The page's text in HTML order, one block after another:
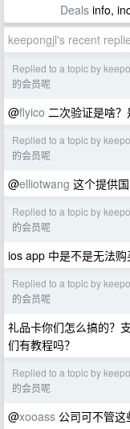
Dealsinfo,
keepongjl's recent
Replied to a topic by
的会员呢
@flyico 二次验证是啥
Replied to a topic by
的会员呢
@elliotwang 这个提供
Replied to a topic by
的会员呢
ios app 中是不是无法
Replied to a topic by
的会员呢
礼品卡你们怎么搞的？
们有教程吗？
Replied to a topic by
的会员呢
@xooass 公司可不管